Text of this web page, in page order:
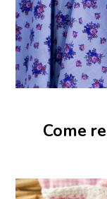
Come